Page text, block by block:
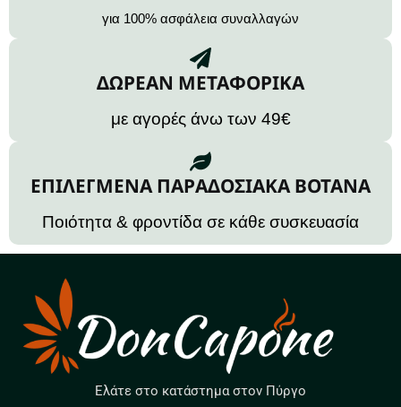
για 100% ασφάλεια συναλλαγών
ΔΩΡΕΑΝ ΜΕΤΑΦΟΡΙΚΑ
με αγορές άνω των 49€
ΕΠΙΛΕΓΜΕΝΑ ΠΑΡΑΔΟΣΙΑΚΑ ΒΟΤΑΝΑ
Ποιότητα & φροντίδα σε κάθε συσκευασία
Ελάτε στο κατάστημα στον Πύργο